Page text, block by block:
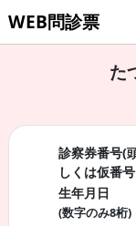
WEB問診票
た
診察券番号(
しくは仮番号
生年月日
(数字のみ8桁)